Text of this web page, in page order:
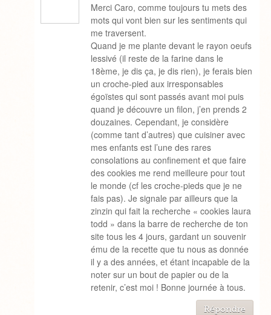
Merci Caro, comme toujours tu mets des
mots qui vont bien sur les sentiments qui
me traversent.
Quand je me plante devant le rayon oeufs
lessivé (il reste de la farine dans le
18ème, je dis ça, je dis rien), je ferais bien
un croche-pied aux irresponsables
égoïstes qui sont passés avant moi puis
quand je découvre un filon, j’en prends 2
douzaines. Cependant, je considère
(comme tant d’autres) que cuisiner avec
mes enfants est l’une des rares
consolations au confinement et que faire
des cookies me rend meilleure pour tout
le monde (cf les croche-pieds que je ne
fais pas). Je signale par ailleurs que la
zinzin qui fait la recherche « cookies laura
todd » dans la barre de recherche de ton
site tous les 4 jours, gardant un souvenir
ému de la recette que tu nous as donnée
il y a des années, et étant incapable de la
noter sur un bout de papier ou de la
retenir, c’est moi ! Bonne journée à tous.
Répondre